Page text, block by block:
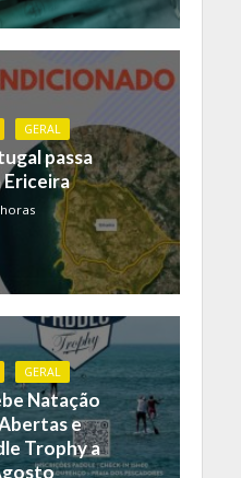
GERAL
passa
Ericeira
GERAL
Natação
e
Trophy a